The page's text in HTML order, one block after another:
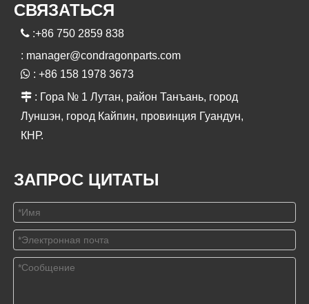
СВЯЗАТЬСЯ
 :+86 750 2859 838
: manager@condragonparts.com
 : +86 158 1978 3673
 : Гора № 1 Лутан, район Танъань, город
Луншэн, город Кайпин, провинция Гуандун,
КНР.
ЗАПРОС ЦИТАТЫ